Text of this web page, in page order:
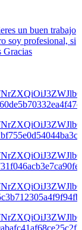
un buen trabajo
soy profesional, si
Gracias